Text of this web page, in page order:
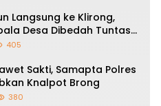
Langsung ke Klirong,
Desa Dibedah Tuntas
Dinas
405
Sakti, Samapta Polres
Knalpot Brong
380